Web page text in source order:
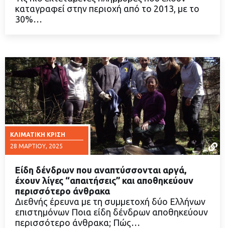
ΔΙΑΒΑΣΤΕ ΠΕΡΙΣΣΟΤΕΡΑ
καταγραφεί στην περιοχή από το 2013, με το
30%…
ΚΛΙΜΑΤΙΚΉ ΚΡΊΣΗ
28 ΜΑΡΤΊΟΥ, 2025
ΔΙΑΒΑΣΤΕ ΠΕΡΙΣΣΟΤΕΡΑ
Είδη δένδρων που αναπτύσσονται αργά,
έχουν λίγες “απαιτήσεις” και αποθηκεύουν
περισσότερο άνθρακα
Διεθνής έρευνα με τη συμμετοχή δύο Ελλήνων
επιστημόνων Ποια είδη δένδρων αποθηκεύουν
περισσότερο άνθρακα; Πώς…